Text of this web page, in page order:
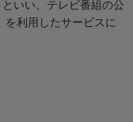
といい、テレビ番組の公
を利用したサービスに